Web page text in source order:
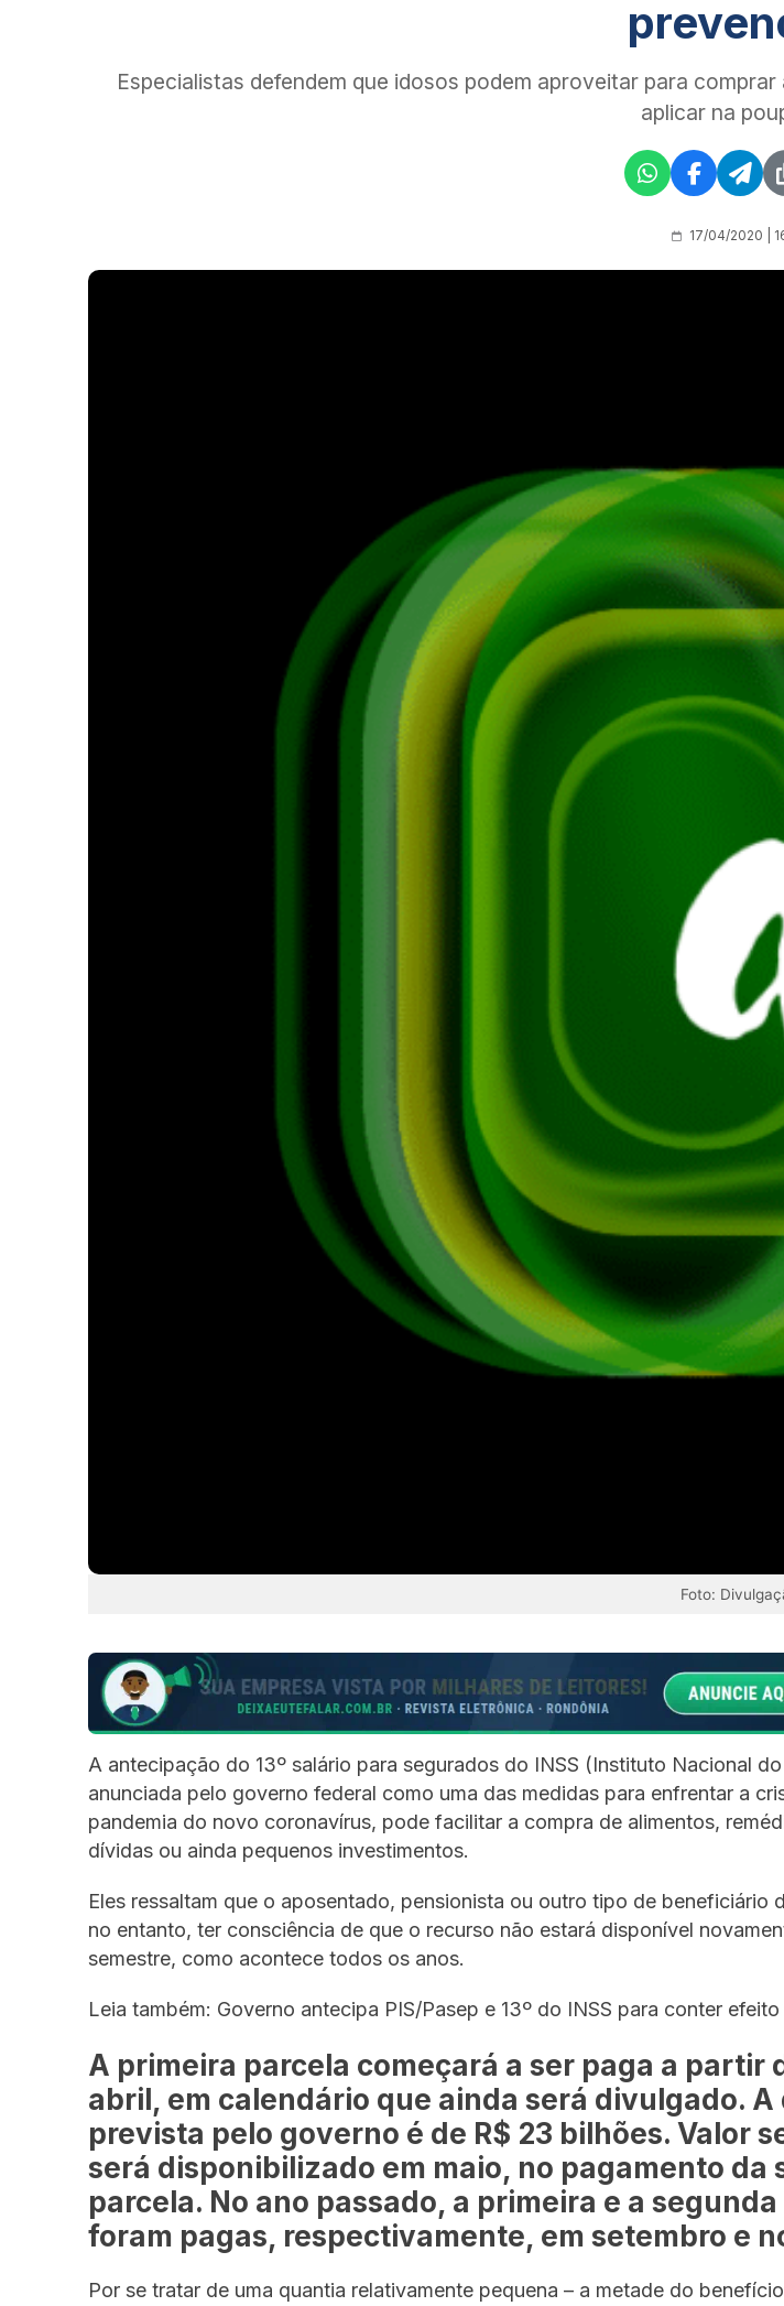
Especialistas defendem que idosos podem aproveitar para
aplicar na
17/04/2020 |
Foto:
A antecipação do 13º salário para segurados do INSS (Instituto Nacional
anunciada pelo governo federal como uma das medidas para enfrentar a
pandemia do novo coronavírus, pode facilitar a compra de alimentos,
dívidas ou ainda pequenos investimentos.
Eles ressaltam que o aposentado, pensionista ou outro tipo de beneficiário
no entanto, ter consciência de que o recurso não estará disponível
semestre, como acontece todos os anos.
Leia também: Governo antecipa PIS/Pasep e 13º do INSS para conter
A primeira parcela começará a ser paga a partir
abril, em calendário que ainda será divulgado. A
prevista pelo governo é de R$ 23 bilhões. Valor
será disponibilizado em maio, no pagamento da
parcela. No ano passado, a primeira e a
foram pagas, respectivamente, em setembro e
Por se tratar de uma quantia relativamente pequena – a metade do